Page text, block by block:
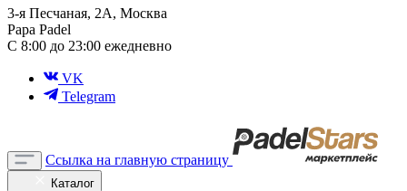
3-я Песчаная, 2А, Москва
Papa Padel
С 8:00 до 23:00 ежедневно
VK
Telegram
Ссылка на главную страницу
Каталог